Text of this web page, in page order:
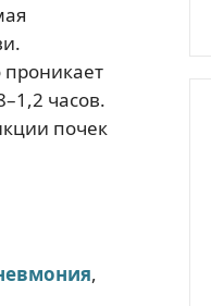
проникает
часов.
почек
,